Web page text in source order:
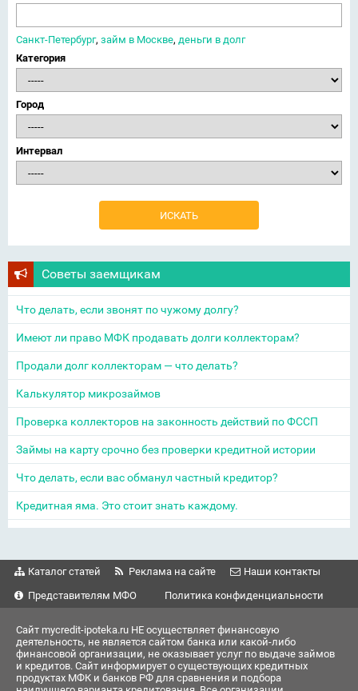
Санкт-Петербург, займ в Москве, деньги в долг
Категория
Город
Интервал
Советы заемщикам
Что делать, если звонят по чужому долгу?
Имеют ли право МФК продавать долги коллекторам?
Продали долг коллекторам — что делать?
Калькулятор микрозаймов
Проверка коллекторов на законность действий по ФССП
Займы на карту срочно без проверки кредитной истории
Что делать, если вас обманул частный кредитор?
Кредитная яма. Это стоит знать каждому.
Каталог статей Реклама на сайте
Наши контакты
Представителям МФО
Политика конфиденциальности
Сайт mycredit-ipoteka.ru НЕ осуществляет финансовую
деятельность, не является сайтом банка или какой-либо
финансовой организации, не оказывает услуг по выдаче займов
и кредитов. Сайт информирует о существующих кредитных
продуктах МФК и банков РФ для сравнения и подбора